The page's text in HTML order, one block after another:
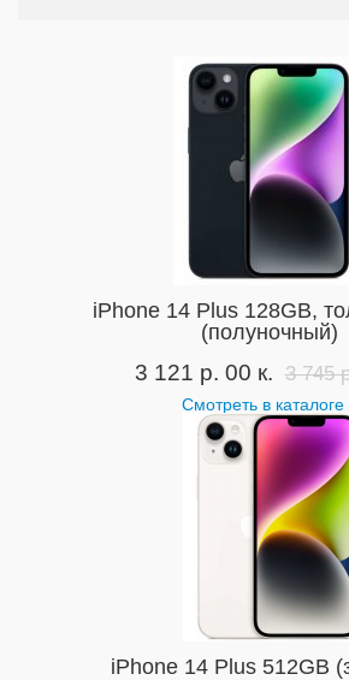
iPhone 14 Plus 128GB,
(полуночный)
3 121 р. 00 к. 3 745
Смотреть в каталоге
iPhone 14 Plus 512GB